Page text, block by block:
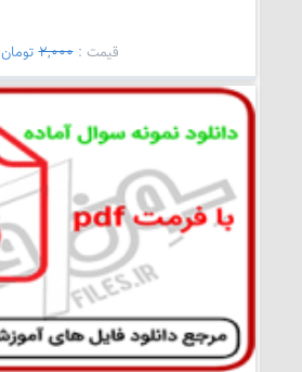
قيمت :2,000تومان